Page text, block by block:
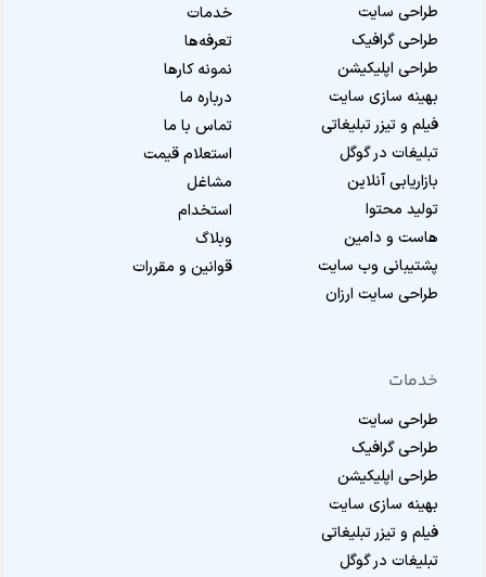
طراحی سایت
طراحی گرافیک
طراحی اپلیکیشن
بهینه سازی سایت
فیلم و تیزر تبلیغاتی
تبلیغات در گوگل
بازاریابی آنلاین
تولید محتوا
هاست و دامین
پشتیبانی وب سایت
طراحی سایت ارزان
خدمات
تعرفه‌ها
نمونه کارها
درباره ما
تماس با ما
استعلام قیمت
مشاغل
استخدام
وبلاگ
قوانین و مقررات
خدمات
طراحی سایت
طراحی گرافیک
طراحی اپلیکیشن
بهینه سازی سایت
فیلم و تیزر تبلیغاتی
تبلیغات در گوگل